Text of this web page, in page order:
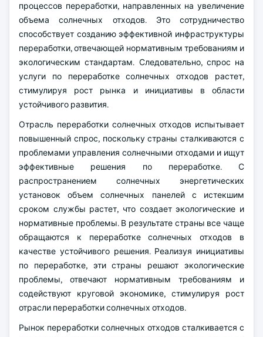
процессов переработки, направленных на увеличение
объема солнечных отходов. Это сотрудничество
способствует созданию эффективной инфраструктуры
переработки, отвечающей нормативным требованиям и
экологическим стандартам. Следовательно, спрос на
услуги по переработке солнечных отходов растет,
стимулируя рост рынка и инициативы в области
устойчивого развития.
Отрасль переработки солнечных отходов испытывает
повышенный спрос, поскольку страны сталкиваются с
проблемами управления солнечными отходами и ищут
эффективные решения по переработке. С
распространением солнечных энергетических
установок объем солнечных панелей с истекшим
сроком службы растет, что создает экологические и
нормативные проблемы. В результате страны все чаще
обращаются к переработке солнечных отходов в
качестве устойчивого решения. Реализуя инициативы
по переработке, эти страны решают экологические
проблемы, отвечают нормативным требованиям и
содействуют круговой экономике, стимулируя рост
отрасли переработки солнечных отходов.
Рынок переработки солнечных отходов сталкивается с